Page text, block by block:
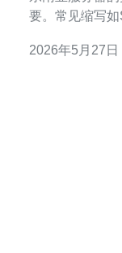
要。常见缩写
国）等，不仅表
2026年5月27日